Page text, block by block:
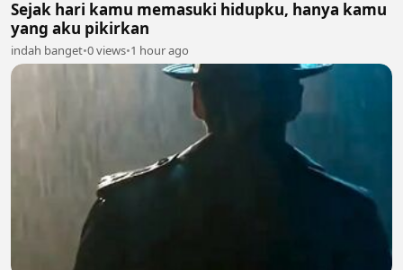
Sejak hari kamu memasuki hidupku, hanya kamu
yang aku pikirkan
indah banget•0 views•1 hour ago